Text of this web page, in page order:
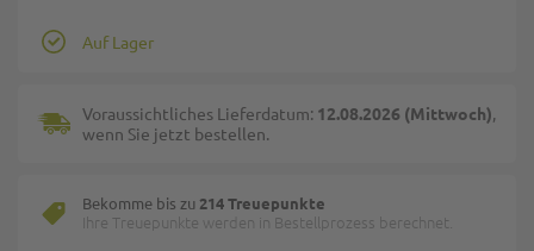
Auf Lager
Voraussichtliches Lieferdatum: 12.08.2026 (Mittwoch),
wenn Sie jetzt bestellen.
Bekomme bis zu 214 Treuepunkte
Ihre Treuepunkte werden in Bestellprozess berechnet.